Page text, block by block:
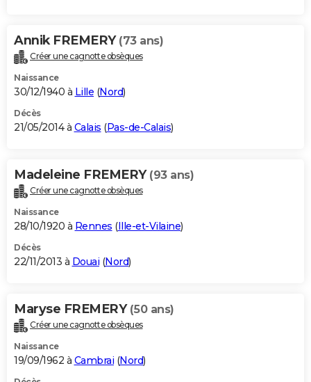
Annik FREMERY (73 ans)
Créer une cagnotte obsèques
Naissance
30/12/1940 à Lille (Nord)
Décès
21/05/2014 à Calais (Pas-de-Calais)
Madeleine FREMERY (93 ans)
Créer une cagnotte obsèques
Naissance
28/10/1920 à Rennes (Ille-et-Vilaine)
Décès
22/11/2013 à Douai (Nord)
Maryse FREMERY (50 ans)
Créer une cagnotte obsèques
Naissance
19/09/1962 à Cambrai (Nord)